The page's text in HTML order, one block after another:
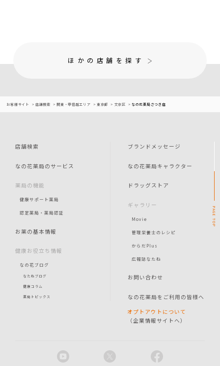
ほかの店舗を探す
お客様サイト 店舗検索 関東・甲信越エリア 東京都 文京区 なの花薬局さつき店
店舗検索
なの花薬局のサービス
薬局の機能
健康サポート薬局
認定薬局・薬局認証
お薬の基本情報
健康お役立ち情報
なの花ブログ
なたねブログ
健康コラム
薬局トピックス
ブランドメッセージ
なの花薬局キャラクター
ドラッグストア
ギャラリー
Movie
管理栄養士のレシピ
からだPlus
広報誌なたね
お問い合わせ
なの花薬局をご利用の皆様へ
オプトアウトについて
（企業情報サイトへ）
PAGE
TOP